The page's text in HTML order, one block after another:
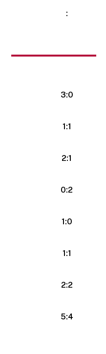
:
3:0
1:1
2:1
0:2
1:0
1:1
2:2
5:4